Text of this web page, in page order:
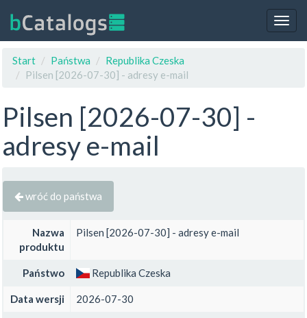
Start
Państwa
Republika Czeska
Pilsen [2026-07-30] - adresy e-mail
Pilsen [2026-07-30] -
adresy e-mail
wróć do państwa
Nazwa
produktu
Pilsen [2026-07-30] - adresy e-mail
Państwo Republika Czeska
Data wersji 2026-07-30